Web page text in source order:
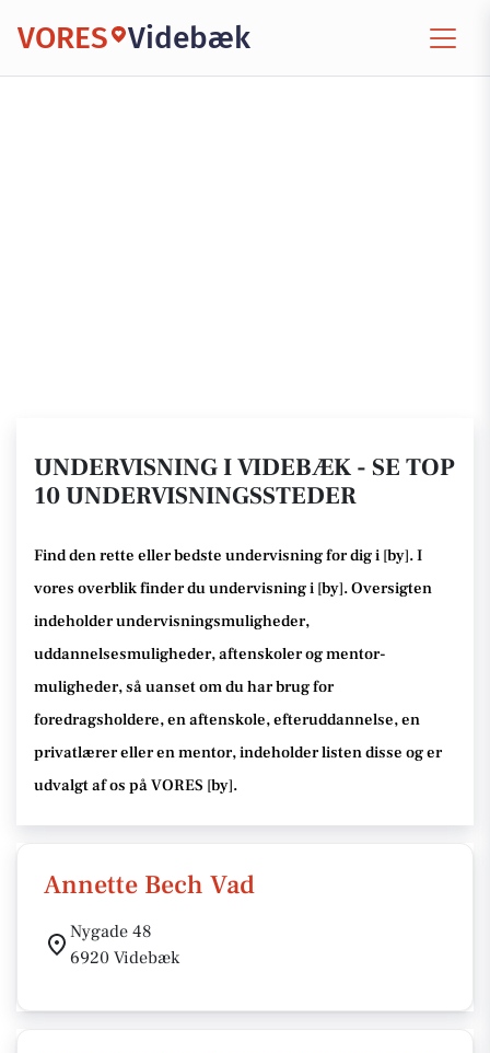
VORES Videbæk
UNDERVISNING I VIDEBÆK - SE TOP
10 UNDERVISNINGSSTEDER
Find den rette eller bedste undervisningfor dig i [by]. I
vores overblik finder du undervisning i [by].Oversigten
indeholder undervisningsmuligheder,
uddannelsesmuligheder, aftenskoler og mentor-
muligheder, så uanset om du har brug for
foredragsholdere, en aftenskole, efteruddannelse, en
privatlærer eller en mentor, indeholder listen disse og er
udvalgt af os på VORES [by].
Annette Bech Vad
Nygade 48
6920 Videbæk